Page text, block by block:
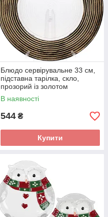
Блюдо сервірувальне 33 см,
підставна тарілка, скло,
прозорий із золотом
В наявності
544 ₴
Купити